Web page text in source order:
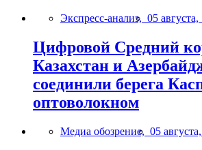
Экспресс-анализ, 05 августа,
Цифровой Средний
Казахстан и
соединили берега
оптоволокном
Медиа обозрение, 05